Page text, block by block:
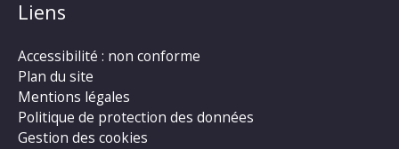
Liens
Accessibilité : non conforme
Plan du site
Mentions légales
Politique de protection des données
Gestion des cookies